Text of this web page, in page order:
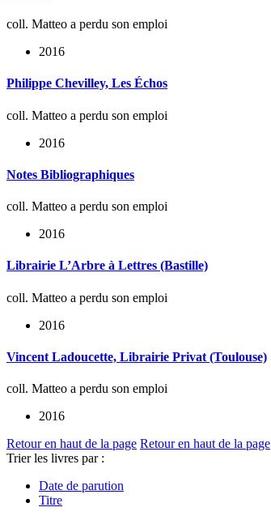
coll. Matteo a perdu son emploi
2016
Philippe Chevilley, Les Échos
coll. Matteo a perdu son emploi
2016
Notes Bibliographiques
coll. Matteo a perdu son emploi
2016
Librairie L’Arbre à Lettres (Bastille)
coll. Matteo a perdu son emploi
2016
Vincent Ladoucette, Librairie Privat (Toulouse)
coll. Matteo a perdu son emploi
2016
Retour en haut de la page Retour en haut de la page
Trier les livres par :
Date de parution
Titre